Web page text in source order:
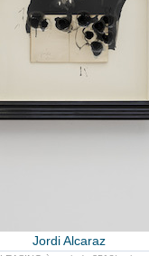
Jordi Alcaraz